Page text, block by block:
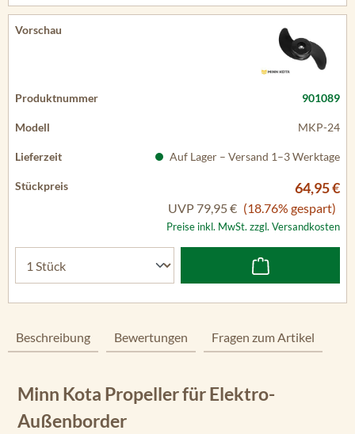
901089
MKP-24
Auf Lager – Versand 1–3 Werktage
64,95 €
UVP 79,95 € (18.76% gespart)
Preise inkl. MwSt. zzgl. Versandkosten
Beschreibung Bewertungen Fragen zum Artikel
Minn Kota Propeller für Elektro-
Außenborder